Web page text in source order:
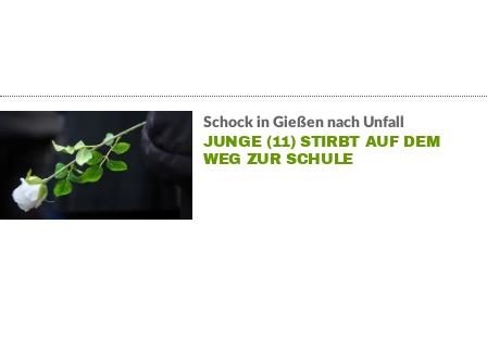
Schock in Gießen nach Unfall
JUNGE (11) STIRBT AUF DEM
WEG ZUR SCHULE